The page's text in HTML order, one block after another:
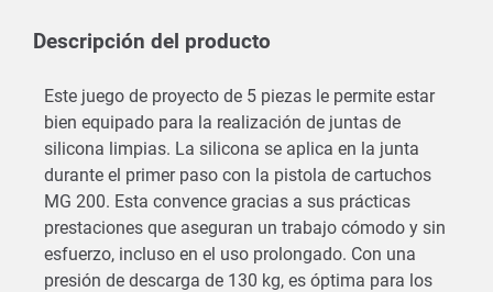
Descripción del producto
Este juego de proyecto de 5 piezas le permite estar
bien equipado para la realización de juntas de
silicona limpias. La silicona se aplica en la junta
durante el primer paso con la pistola de cartuchos
MG 200. Esta convence gracias a sus prácticas
prestaciones que aseguran un trabajo cómodo y sin
esfuerzo, incluso en el uso prolongado. Con una
presión de descarga de 130 kg, es óptima para los